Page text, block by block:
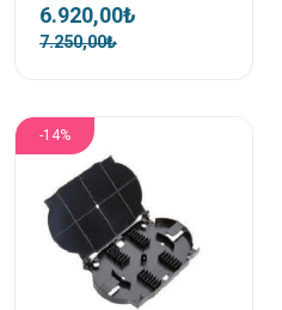
6.920,00₺
7.250,00₺
-14%